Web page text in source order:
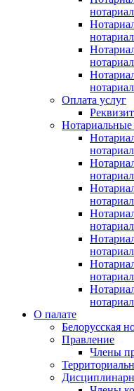
Оплата услуг
О палате
Белорусская
Правление
Члены